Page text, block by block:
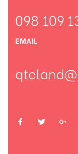
098 109
EMAIL